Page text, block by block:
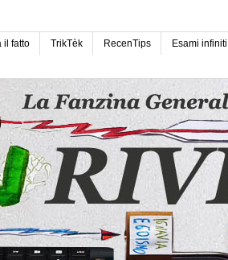
il fatto TrikTèk RecenTips Esami infiniti